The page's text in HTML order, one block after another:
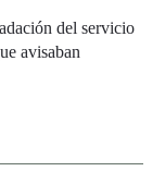
del servicio
avisaban